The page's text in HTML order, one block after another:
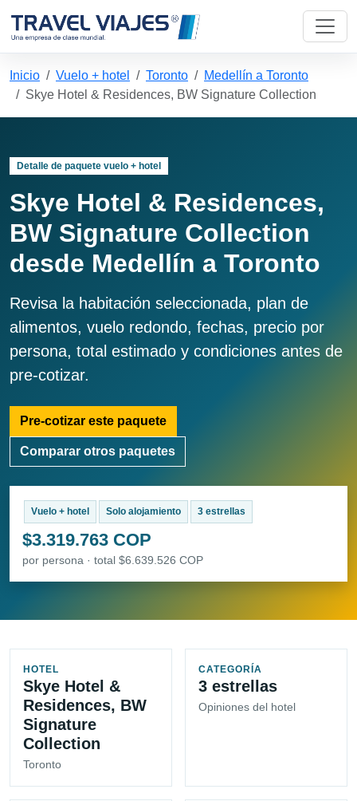
Inicio Vuelo + hotel Toronto
Medellín a Toronto
Skye Hotel & Residences, BW Signature Collection
Detalle de paquete vuelo + hotel
Skye Hotel & Residences,
BW Signature Collection
desde Medellín a Toronto
Revisa la habitación seleccionada, plan de
alimentos, vuelo redondo, fechas, precio por
persona, total estimado y condiciones antes de
pre-cotizar.
Pre-cotizar este paquete
Comparar otros paquetes
Vuelo + hotel Solo alojamiento 3 estrellas
$3.319.763 COP
por persona · total $6.639.526 COP
HOTEL
Skye Hotel &
Residences, BW
Signature
Collection
Toronto
CATEGORÍA
3 estrellas
Opiniones del hotel